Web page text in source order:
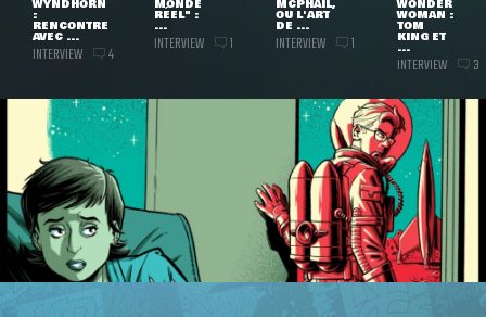
WYNDHORN
:
RENCONTRE
AVEC ...
INTERVIEW 4
MONDE
RÉEL" :
...
INTERVIEW 1
MCPHAIL,
OU L'ART
DE ...
INTERVIEW 1
WONDER
WOMAN :
TOM
KING ET
...
INTERVIEW 3